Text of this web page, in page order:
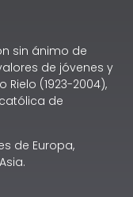
sin ánimo de
de jóvenes y
Rielo (1923-2004),
de
de Europa,